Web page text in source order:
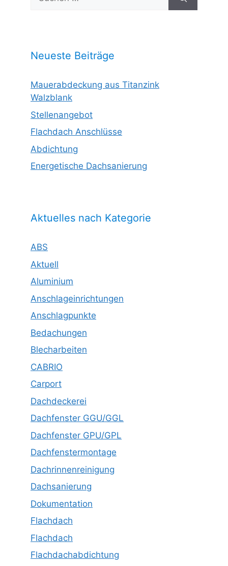
nach:
Neueste Beiträge
Mauerabdeckung aus Titanzink
Walzblank
Stellenangebot
Flachdach Anschlüsse
Abdichtung
Energetische Dachsanierung
Aktuelles nach Kategorie
ABS
Aktuell
Aluminium
Anschlageinrichtungen
Anschlagpunkte
Bedachungen
Blecharbeiten
CABRIO
Carport
Dachdeckerei
Dachfenster GGU/GGL
Dachfenster GPU/GPL
Dachfenstermontage
Dachrinnenreinigung
Dachsanierung
Dokumentation
Flachdach
Flachdach
Flachdachabdichtung